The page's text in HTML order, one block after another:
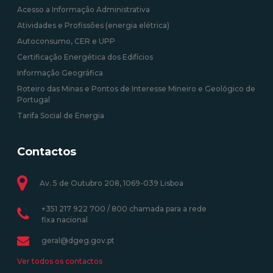
Acesso a Informação Administrativa
Atividades e Profissões (energia elétrica)
Autoconsumo, CER e UPP
Certificação Energética dos Edifícios
Informação Geográfica
Roteiro das Minas e Pontos de Interesse Mineiro e Geológico de
Portugal
Tarifa Social de Energia
Contactos
Av. 5 de Outubro 208, 1069-039 Lisboa
+351 217 922 700 / 800 chamada para a rede
fixa nacional
geral@dgeg.gov.pt
Ver todos os contactos